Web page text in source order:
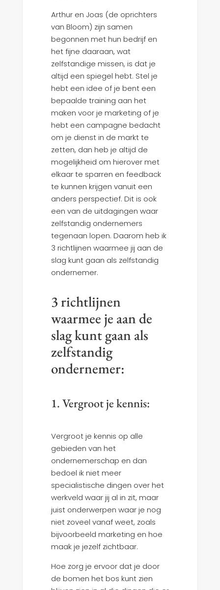
Arthur en Joas (de oprichters
van Bloom) zijn samen
begonnen met hun bedrijf en
het fijne daaraan, wat
zelfstandige missen, is dat je
altijd een spiegel hebt. Stel je
hebt een idee of je bent een
bepaalde training aan het
maken voor je marketing of je
hebt een campagne bedacht
om je dienst in de markt te
zetten, dan heb je altijd de
mogelijkheid om hierover met
elkaar te sparren en feedback
te kunnen krijgen vanuit een
anders perspectief. Dit is ook
een van de uitdagingen waar
zelfstandig ondernemers
tegenaan lopen. Daarom heb ik
3 richtlijnen waarmee jij aan de
slag kunt gaan als zelfstandig
ondernemer.
3 richtlijnen
waarmee je aan de
slag kunt gaan als
zelfstandig
ondernemer:
1. Vergroot je kennis:
Vergroot je kennis op alle
gebieden van het
ondernemerschap en dan
bedoel ik niet meer
specialistische dingen over het
werkveld waar jij al in zit, maar
juist onderwerpen waar je nog
niet zoveel vanaf weet, zoals
bijvoorbeeld marketing en hoe
maak je jezelf zichtbaar.
Hoe zorg je ervoor dat je door
de bomen het bos kunt zien